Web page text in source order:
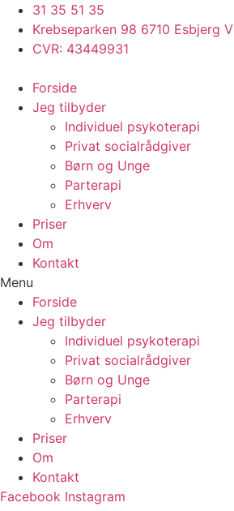
Videre
indhold
31 35 51 35
Krebseparken 98 6710 Esbjerg V
CVR: 43449931
Forside
Jeg tilbyder
Individuel psykoterapi
Privat socialrådgiver
Børn og Unge
Parterapi
Erhverv
Priser
Om
Kontakt
Menu
Forside
Jeg tilbyder
Individuel psykoterapi
Privat socialrådgiver
Børn og Unge
Parterapi
Erhverv
Priser
Om
Kontakt
Facebook Instagram